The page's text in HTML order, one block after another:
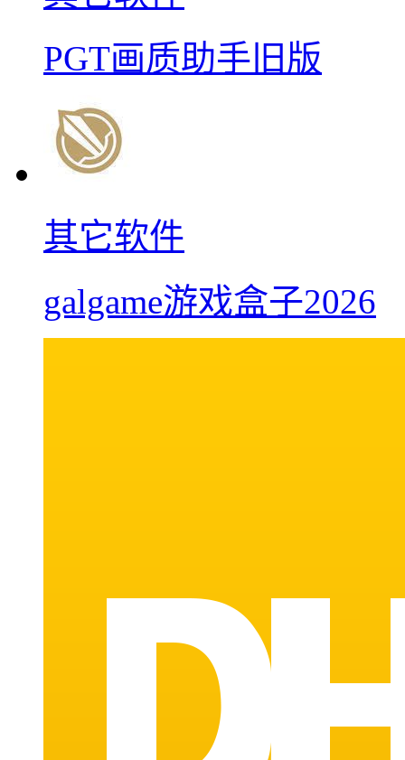
PGT画质助手旧版
其它软件
galgame游戏盒子2026